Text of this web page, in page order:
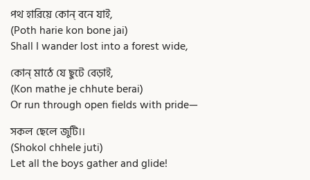
পথ হারিয়ে কোন্‌ বনে যাই,
(Poth harie kon bone jai)
Shall I wander lost into a forest wide,
কোন্‌ মাঠে যে ছুটে বেড়াই,
(Kon mathe je chhute berai)
Or run through open fields with pride—
সকল ছেলে জুটি।।
(Shokol chhele juti)
Let all the boys gather and glide!